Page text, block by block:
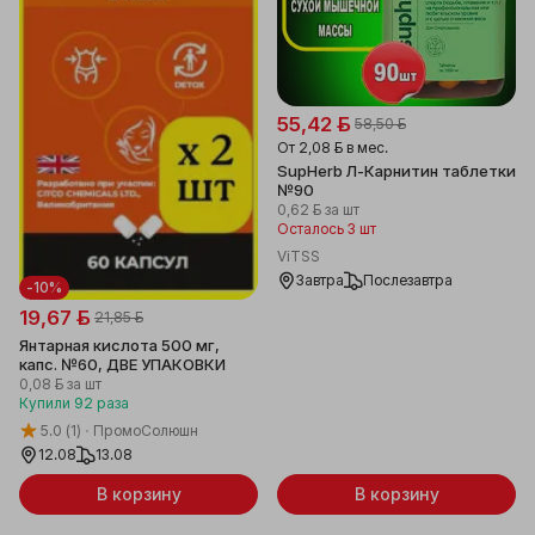
-10%
19,67 ƃ 21,85 ƃ
Янтарная кислота 500 мг,
капс. №60, ДВЕ УПАКОВКИ
0,08 ƃ за шт
Купили 92 раза
5.0 (1)
ПромоСолюшн
12.08
13.08
В корзину
55,42 ƃ 58,50 ƃ
От 2,08 ƃ в мес.
SupHerb Л-Карнитин таблетки
№90
0,62 ƃ за шт
Осталось 3 шт
ViTSS
Завтра
Послезавтра
В корзину